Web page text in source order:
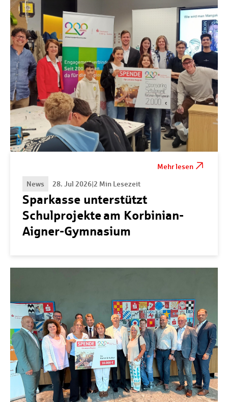
Mehr lesen
News
28. Jul 2026|2 Min Lesezeit
Sparkasse unterstützt
Schulprojekte am Korbinian-
Aigner-Gymnasium